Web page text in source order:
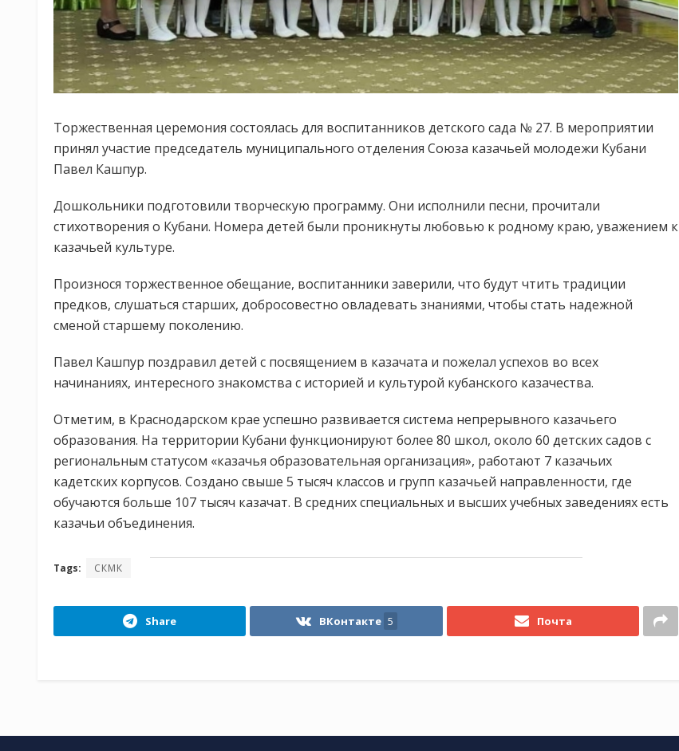
Торжественная церемония состоялась для воспитанников детского сада № 27. В мероприятии
принял участие председатель муниципального отделения Союза казачьей молодежи Кубани
Павел Кашпур.
Дошкольники подготовили творческую программу. Они исполнили песни, прочитали
стихотворения о Кубани. Номера детей были проникнуты любовью к родному краю, уважением к
казачьей культуре.
Произнося торжественное обещание, воспитанники заверили, что будут чтить традиции
предков, слушаться старших, добросовестно овладевать знаниями, чтобы стать надежной
сменой старшему поколению.
Павел Кашпур поздравил детей с посвящением в казачата и пожелал успехов во всех
начинаниях, интересного знакомства с историей и культурой кубанского казачества.
Отметим, в Краснодарском крае успешно развивается система непрерывного казачьего
образования. На территории Кубани функционируют более 80 школ, около 60 детских садов с
региональным статусом «казачья образовательная организация», работают 7 казачьих
кадетских корпусов. Создано свыше 5 тысяч классов и групп казачьей направленности, где
обучаются больше 107 тысяч казачат. В средних специальных и высших учебных заведениях есть
казачьи объединения.
Tags: СКМК
Share ВКонтакте 5 Почта